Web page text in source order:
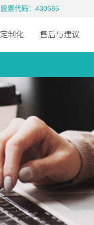
股票代码：430685
定制化 售后与建议